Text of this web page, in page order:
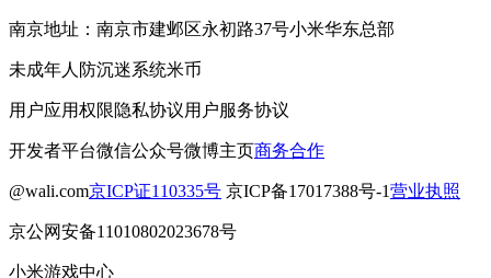
南京地址：南京市建邺区永初路37号小米华东总部
未成年人防沉迷系统米币
用户应用权限隐私协议用户服务协议
开发者平台微信公众号微博主页商务合作
@wali.com京ICP证110335号 京ICP备17017388号-1营业执照
京公网安备11010802023678号
小米游戏中心